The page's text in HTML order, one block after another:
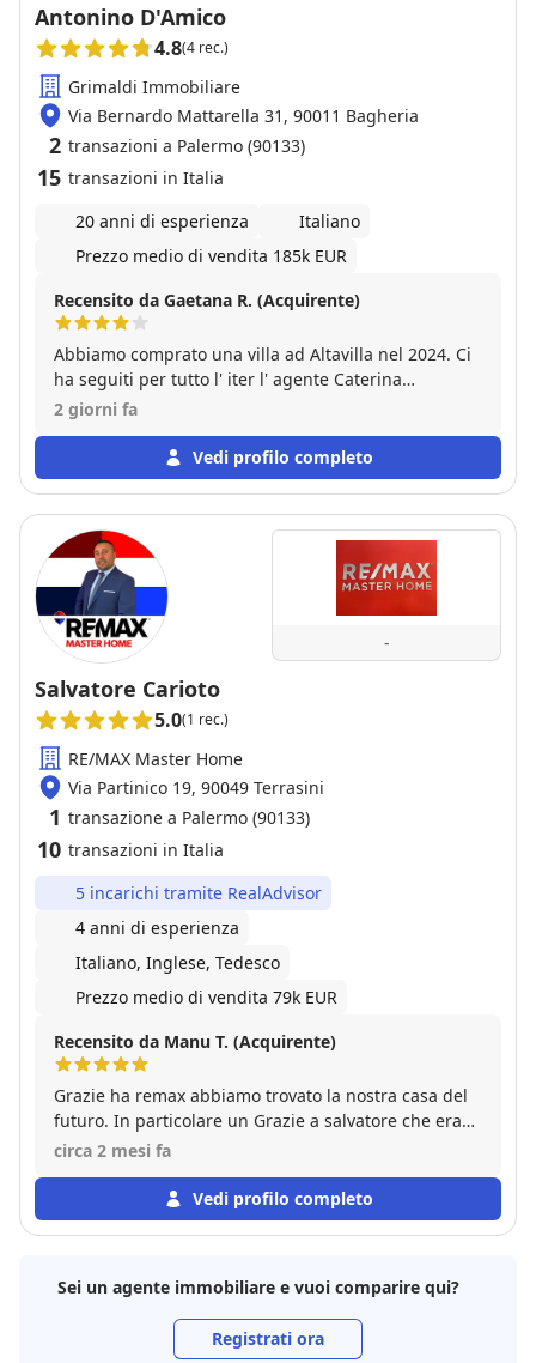
Antonino D'Amico
4.8(4 rec.)
Grimaldi Immobiliare
Via Bernardo Mattarella 31, 90011 Bagheria
2 transazioni a Palermo (90133)
15 transazioni in Italia
20 anni di esperienza
Italiano
Prezzo medio di vendita 185k EUR
Recensito da Gaetana R. (Acquirente)
Abbiamo comprato una villa ad Altavilla nel 2024. Ci
ha seguiti per tutto l' iter l' agente Caterina
Prestigiacomo. La nostra esperienza e' stata molto
con noi, lavorando con professionalita', concretezza,
tempismo ed una solarita' che ha reso il nostro
2 giorni fa
Vedi profilo completo
-
Salvatore Carioto
5.0(1 rec.)
RE/MAX Master Home
Via Partinico 19, 90049 Terrasini
1 transazione a Palermo (90133)
10 transazioni in Italia
5 incarichi tramite RealAdvisor
4 anni di esperienza
Italiano, Inglese, Tedesco
Prezzo medio di vendita 79k EUR
Recensito da Manu T. (Acquirente)
Grazie ha remax abbiamo trovato la nostra casa del
futuro. In particolare un Grazie a salvatore che era
sempre disponibile per qualsiasi momento.
circa 2 mesi fa
Vedi profilo completo
Sei un agente immobiliare e vuoi comparire qui?
Registrati ora